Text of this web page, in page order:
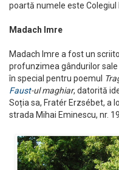
poartă numele este Colegiul
Madach Imre
Madach Imre a fost un
profunzimea gândurilor
în special pentru poemul
Faust-ul maghiar, datorită
Soția sa, Fratér Erzsébet, a
strada Mihai Eminescu, nr.